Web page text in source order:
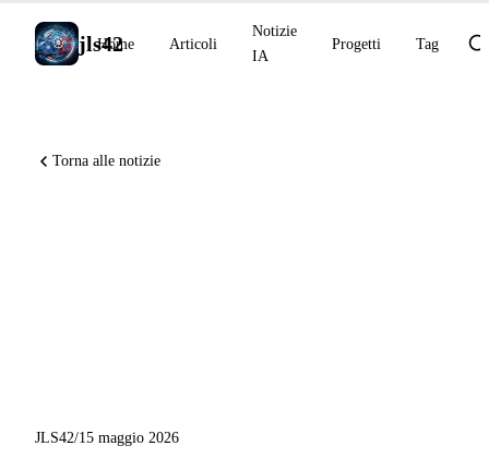
jls42
Home Articoli
Notizie
IA
Progetti Tag
Torna alle notizie
JLS42/15 maggio 2026